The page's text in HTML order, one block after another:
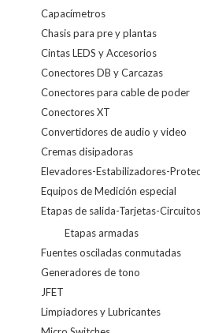
Capacímetros
Chasis para pre y plantas
Cintas LEDS y Accesorios
Conectores DB y Carcazas
Conectores para cable de poder
Conectores XT
Convertidores de audio y video
Cremas disipadoras
Elevadores-Estabilizadores-
Equipos de Medición especial
Etapas de salida-Tarjetas-Circuitos
Etapas armadas
Fuentes osciladas conmutadas
Generadores de tono
JFET
Limpiadores y Lubricantes